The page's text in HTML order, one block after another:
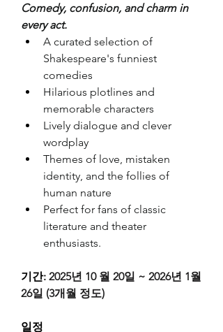
Comedy, confusion, and charm in
every act.
A curated selection of
Shakespeare's funniest
comedies
Hilarious plotlines and
memorable characters
Lively dialogue and clever
wordplay
Themes of love, mistaken
identity, and the follies of
human nature
Perfect for fans of classic
literature and theater
enthusiasts.
기간: 2025년 10 월 20일 ~ 2026년 1월
26일 (3개월 정도)
일정